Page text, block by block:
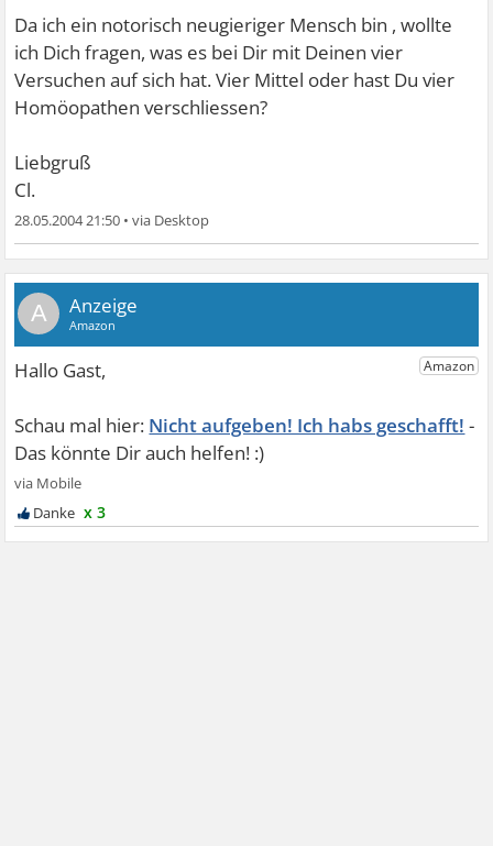
Da ich ein notorisch neugieriger Mensch bin , wollte
ich Dich fragen, was es bei Dir mit Deinen vier
Versuchen auf sich hat. Vier Mittel oder hast Du vier
Homöopathen verschliessen?
Liebgruß
Cl.
28.05.2004 21:50 •
A
Nicht aufgeben! Ich habs geschafft!
x 3